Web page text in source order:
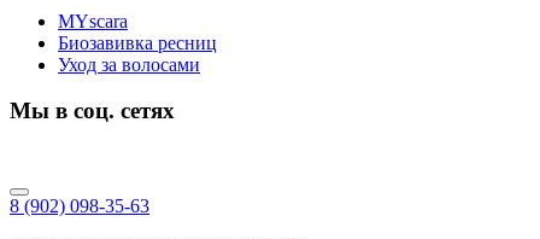
MYscara
Биозавивка ресниц
Уход за волосами
Мы в соц. сетях
8 (902) 098-35-63